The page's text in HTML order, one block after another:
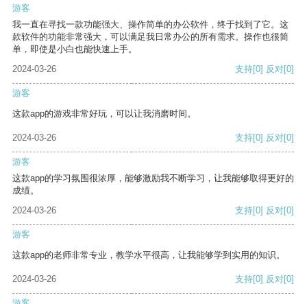
游客
我一直在寻找一款功能强大、操作简单的办公软件，终于找到了它。这
款软件的功能非常强大，可以满足我日常办公的所有需求。操作也很简
单，即使是小白也能快速上手。
2024-03-26
支持[0] 反对[0]
游客
这款app的游戏非常好玩，可以让我消磨时间。
2024-03-26 支持[0] 反对[0]
游客
这款app的学习氛围很浓厚，能够激励我不断学习，让我能够取得更好的
成绩。
2024-03-26
支持[0] 反对[0]
游客
这款app的老师非常专业，教学水平很高，让我能够学到实用的知识。
2024-03-26 支持[0] 反对[0]